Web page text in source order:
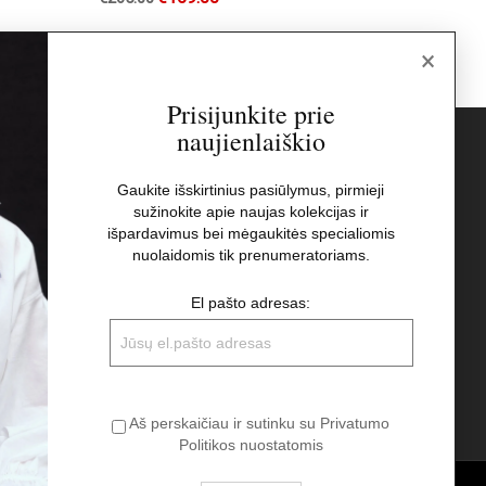
El pašto adresas:
Aš perskaičiau ir sutinku su Privatumo
Politikos nuostatomis
×
Prisijunkite prie
naujienlaiškio
Gaukite išskirtinius pasiūlymus, pirmieji
sužinokite apie naujas kolekcijas ir
išpardavimus bei mėgaukitės specialiomis
nuolaidomis tik prenumeratoriams.
El pašto adresas:
Aš perskaičiau ir sutinku su Privatumo
Politikos nuostatomis